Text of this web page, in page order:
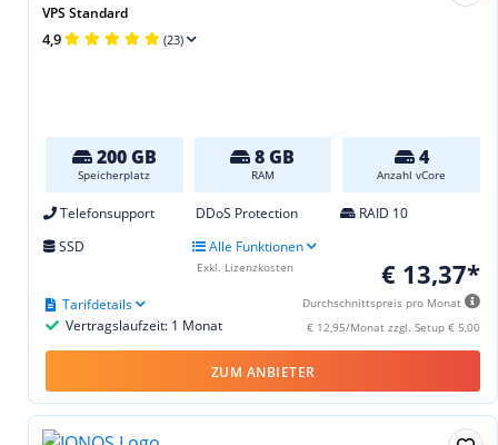
VPS Standard
4,9 (23)
200 GB
Speicherplatz
8 GB
RAM
4
Anzahl vCore
Telefonsupport DDoS Protection
RAID 10
SSD
Alle Funktionen
€ 13,37*
Durchschnittspreis pro Monat
€ 12,95/Monat zzgl. Setup € 5,00
Vertragslaufzeit: 1 Monat
Tarifdetails
Exkl. Lizenzkosten
ZUM ANBIETER